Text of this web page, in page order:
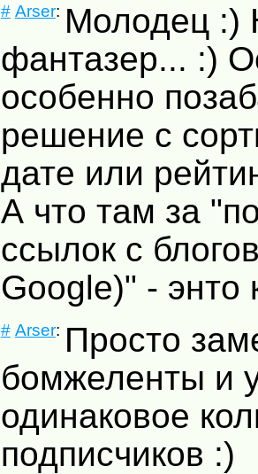
# Arser: Молодец :)
фантазер... :)
особенно
решение с
дате или
А что там за
ссылок с
Google)" - энто
# Arser: Просто
бомжеленты и
одинаковое
подписчиков :)